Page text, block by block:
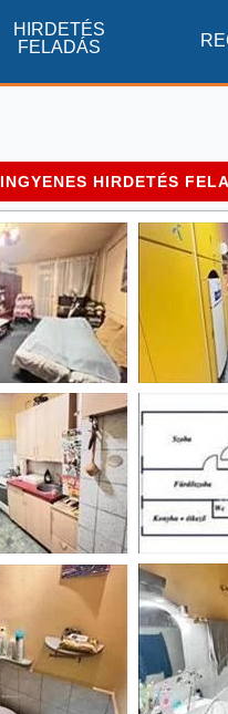
HIRDETÉS
FELADÁS
INGYENES HIRDETÉS